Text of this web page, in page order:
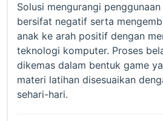
Solusi mengurangi
bersifat negatif serta
anak ke arah positif dengan
teknologi komputer. Proses
dikemas dalam bentuk game
materi latihan disesuaikan
sehari-hari.